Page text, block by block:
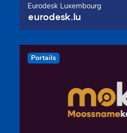
Eurodesk Luxembourg
eurodesk.lu
Portails